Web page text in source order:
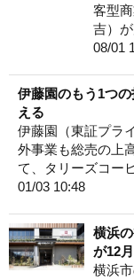
客型
吉）が
08/01
伊藤園のもう1つ
える
伊藤園（東証プラ
外事業も総売の上
て、タリーズコー
01/03 10:48
横浜
が12
横浜